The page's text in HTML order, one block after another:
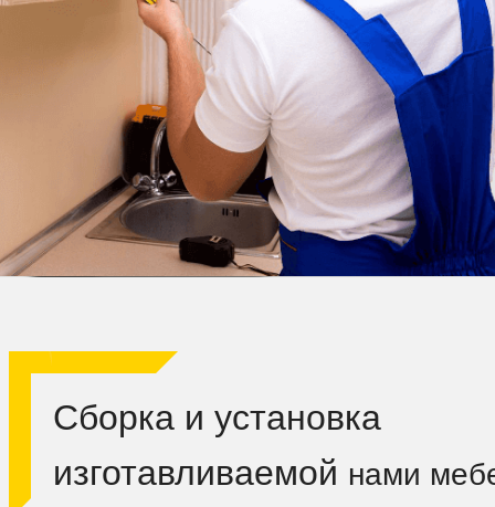
Сборка и установка
изготавливаемой нами